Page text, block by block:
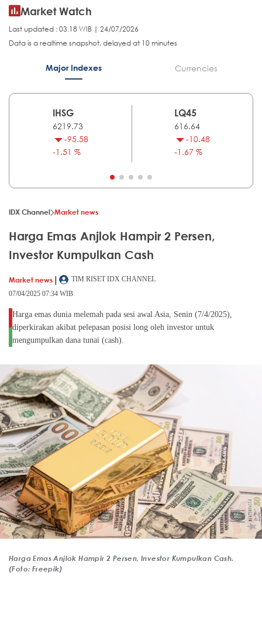
Market Watch
Last updated : 03.18 WIB | 24/07/2026
Data is a realtime snapshot, delayed at 10 minutes
Major Indexes Currencies
IHSG
6219.73
-95.58
-1.51 %
LQ45
616.64
-10.48
-1.67 %
IDX Channel Market news
Harga Emas Anjlok Hampir 2 Persen,
Investor Kumpulkan Cash
Market news |
TIM RISET IDX CHANNEL
07/04/2025 07:34 WIB
Harga emas dunia melemah pada sesi awal Asia, Senin (7/4/2025),
diperkirakan akibat pelepasan posisi long oleh investor untuk
mengumpulkan dana tunai (cash).
Harga Emas Anjlok Hampir 2 Persen, Investor Kumpulkan Cash.
(Foto: Freepik)